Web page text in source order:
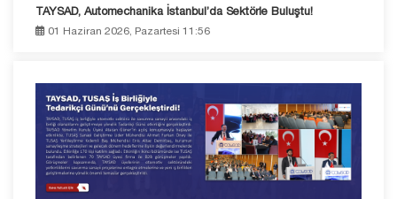
TAYSAD, Automechanika İstanbul’da Sektörle Buluştu!
01 Haziran 2026, Pazartesi 11:56